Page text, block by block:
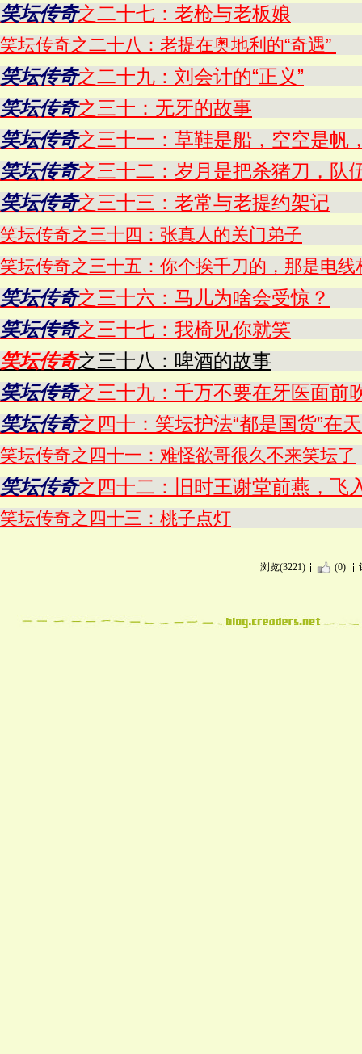
笑坛传奇之二十七：老枪与老板娘
笑坛传奇之二十八：老提在奥地利的“奇遇”
笑坛传奇之二十九：刘会计的“正义”
笑坛传奇之三十：无牙的故事
笑坛传奇之三十一：草鞋是船，空空是帆
笑坛传奇之三十二：岁月是把杀猪刀，队
笑坛传奇之三十三：老常与老提约架记
笑坛传奇之三十四：张真人的关门弟子
笑坛传奇之三十五：你个挨千刀的，那是电线
笑坛传奇之三十六：马儿为啥会受惊？
笑坛传奇之三十七：我椅见你就笑
笑坛传奇之三十八：啤酒的故事
笑坛传奇之三十九：千万不要在牙医面前
笑坛传奇之四十：笑坛护法“都是国货”在
笑坛传奇之四十一：难怪欲哥很久不来笑坛了
笑坛传奇之四十二：旧时王谢堂前燕，飞
笑坛传奇之四十三：桃子点灯
浏览(3221) (0)